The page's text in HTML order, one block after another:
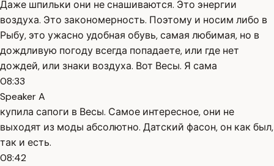
Даже шпильки они не снашиваются. Это энергии
воздуха. Это закономерность. Поэтому и носим либо в
Рыбу, это ужасно удобная обувь, самая любимая, но в
дождливую погоду всегда попадаете, или где нет
дождей, или знаки воздуха. Вот Весы. Я сама
08:33
Speaker A
купила сапоги в Весы. Самое интересное, они не
выходят из моды абсолютно. Датский фасон, он как был,
так и есть.
08:42